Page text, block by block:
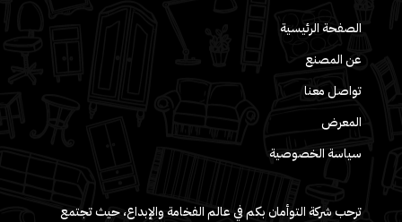
الصفحة الرئيسية
عن المصنع
تواصل معنا
المعرض
سياسة الخصوصية
ترحب شركة التوأمان بكم في عالم الفخامة والإبداع، حيث تجتمع